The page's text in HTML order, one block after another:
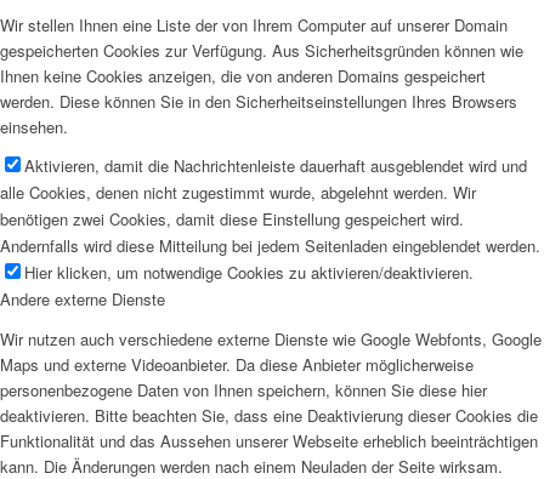
Wir stellen Ihnen eine Liste der von Ihrem Computer auf unserer Domain
gespeicherten Cookies zur Verfügung. Aus Sicherheitsgründen können wie
Ihnen keine Cookies anzeigen, die von anderen Domains gespeichert
werden. Diese können Sie in den Sicherheitseinstellungen Ihres Browsers
einsehen.
Aktivieren, damit die Nachrichtenleiste dauerhaft ausgeblendet wird und
alle Cookies, denen nicht zugestimmt wurde, abgelehnt werden. Wir
benötigen zwei Cookies, damit diese Einstellung gespeichert wird.
Andernfalls wird diese Mitteilung bei jedem Seitenladen eingeblendet werden.
Hier klicken, um notwendige Cookies zu aktivieren/deaktivieren.
Andere externe Dienste
Wir nutzen auch verschiedene externe Dienste wie Google Webfonts, Google
Maps und externe Videoanbieter. Da diese Anbieter möglicherweise
personenbezogene Daten von Ihnen speichern, können Sie diese hier
deaktivieren. Bitte beachten Sie, dass eine Deaktivierung dieser Cookies die
Funktionalität und das Aussehen unserer Webseite erheblich beeinträchtigen
kann. Die Änderungen werden nach einem Neuladen der Seite wirksam.